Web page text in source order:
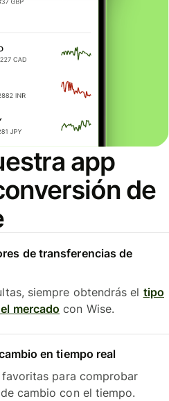
app
de
de transferencias de
siempre obtendrás el tipo
mercado con Wise.
en tiempo real
para comprobar
cambio con el tiempo.